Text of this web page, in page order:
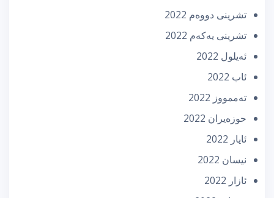
تشرینی دووه‌م 2022
تشرینی یه‌كه‌م 2022
ئه‌یلول 2022
ئاب 2022
تەممووز 2022
حوزه‌یران 2022
ئایار 2022
نیسان 2022
ئازار 2022